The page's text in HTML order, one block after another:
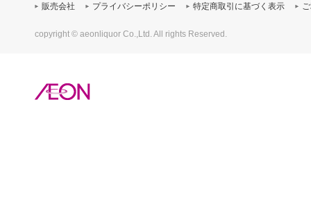
販売会社 プライバシーポリシー 特定商取引に基づく表示
copyright © aeonliquor Co.,Ltd. All rights Reserved.